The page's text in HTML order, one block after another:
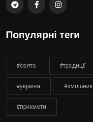
Популярні теги
#свята #традиції
#україна #хмільник
#прикмети